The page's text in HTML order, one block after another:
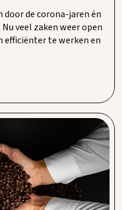
door de corona-jaren én
veel zaken weer open
efficiënter te werken en
met een private
Procent waarbij zo’n
België en Duitsland zijn